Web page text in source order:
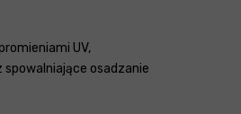
UV,
osadzanie